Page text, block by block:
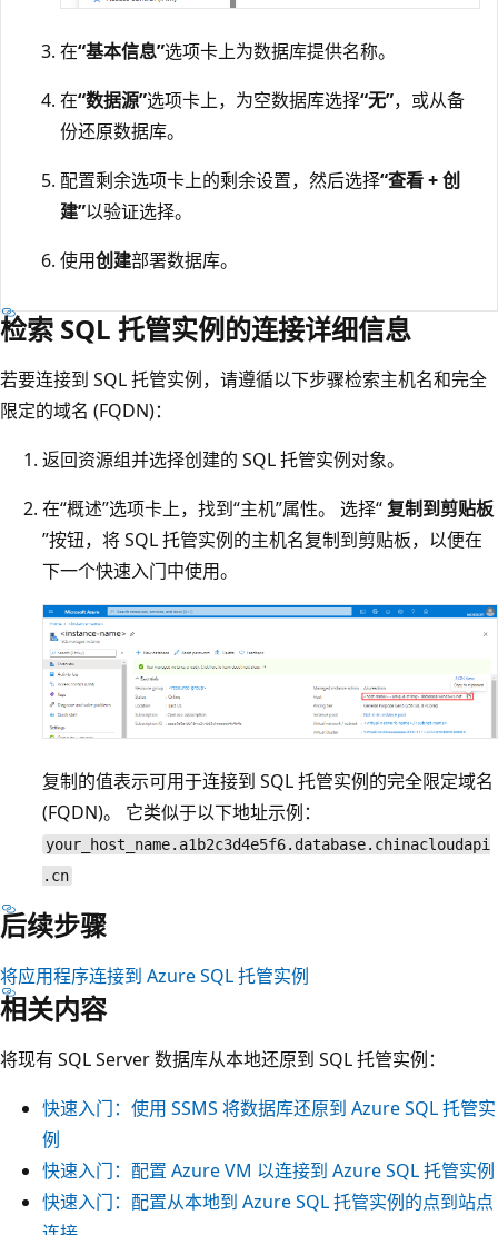
在“基本信息”选项卡上为数据库提供名称。
在“数据源”选项卡上，为空数据库选择“无”，或从备
份还原数据库。
配置剩余选项卡上的剩余设置，然后选择“查看 + 创
建”以验证选择。
使用创建部署数据库。
检索 SQL 托管实例的连接详细信息
若要连接到 SQL 托管实例，请遵循以下步骤检索主机名和完全
限定的域名 (FQDN)：
返回资源组并选择创建的 SQL 托管实例对象。
在“概述”选项卡上，找到“主机”属性。 选择“复制到剪贴板
”按钮，将 SQL 托管实例的主机名复制到剪贴板，以便在
下一个快速入门中使用。
复制的值表示可用于连接到 SQL 托管实例的完全限定域名
(FQDN)。 它类似于以下地址示例：
your_host_name.a1b2c3d4e5f6.database.chinacloudapi
.cn
后续步骤
将应用程序连接到 Azure SQL 托管实例
相关内容
将现有 SQL Server 数据库从本地还原到 SQL 托管实例：
快速入门：使用 SSMS 将数据库还原到 Azure SQL 托管实
例
快速入门：配置 Azure VM 以连接到 Azure SQL 托管实例
快速入门：配置从本地到 Azure SQL 托管实例的点到站点